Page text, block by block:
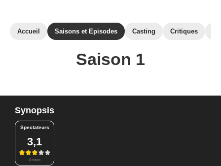
Accueil Saisons et Episodes Casting Critiques
Saison 1
Synopsis
Spectateurs
3,1
4 notes